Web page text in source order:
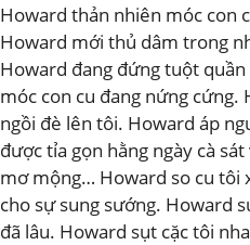
Howard thản nhiên móc con
Howard mới thủ dâm trong
Howard đang đứng tuột
móc con cu đang nứng cứng.
ngồi đè lên tôi. Howard áp
được tỉa gọn hằng ngày cà
mơ mộng… Howard so cu tôi
cho sự sung sướng. Howard
đã lâu. Howard sụt cặc tôi